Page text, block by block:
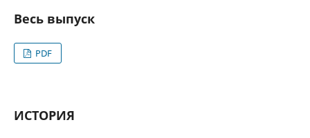
Весь выпуск
PDF
ИСТОРИЯ